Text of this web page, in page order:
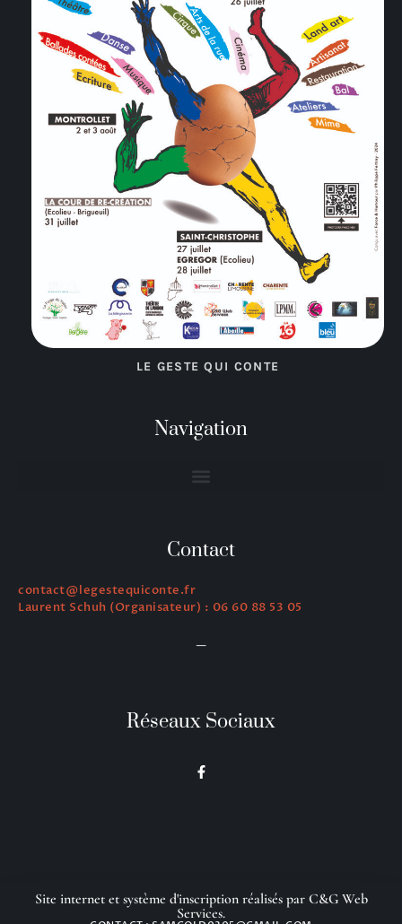
LE GESTE QUI CONTE
Navigation
Contact
contact@legestequiconte.fr
Laurent Schuh (Organisateur) : 06 60 88 53 05
—
Réseaux Sociaux
Site internet et système d'inscription réalisés par C&G Web
Services.